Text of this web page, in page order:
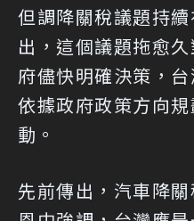
但調降關稅議題持
出，這個議題拖愈
府儘快明確決策，
依據政府政策方向
動。
先前傳出，汽車降